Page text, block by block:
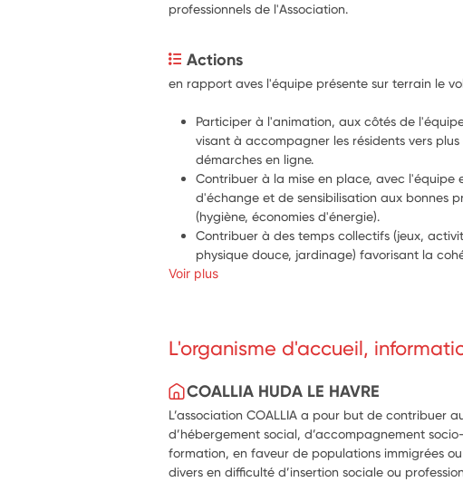
professionnels de l'Association.
Actions
Participer à l'animation, aux côtés de
visant à accompagner les résidents vers
démarches en ligne.
Contribuer à la mise en place, avec l'équipe
d'échange et de sensibilisation aux bonnes
(hygiène, économies d'énergie).
Contribuer à des temps collectifs (jeux,
physique douce, jardinage) favorisant la
résidents, en s'appuyant sur la salle de
les structures du territoire, afin de favoriser le
Voir plus
L'organisme d'accueil,
COALLIA HUDA LE HAVRE
L’association COALLIA a pour but de contribuer
d’hébergement social, d’accompagnement
formation, en faveur de populations immigrées
divers en difficulté d’insertion sociale ou